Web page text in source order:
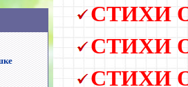
СТИХИ
СТИХИ
СТИХИ